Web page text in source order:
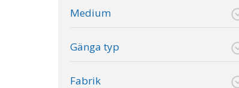
Medium
Gänga typ
Fabrik